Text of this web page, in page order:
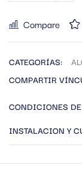
Compare
CATEGORÍAS:
COMPARTIR
CONDICIONES
INSTALACION Y